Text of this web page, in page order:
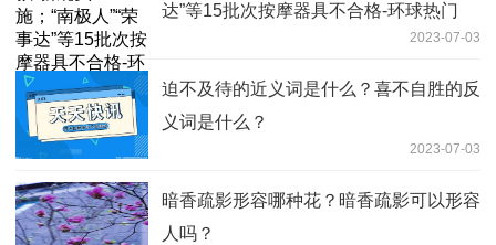
达”等15批次按摩器具不合格-环球热门
2023-07-03
迫不及待的近义词是什么？喜不自胜的反
义词是什么？
2023-07-03
暗香疏影形容哪种花？暗香疏影可以形容
人吗？